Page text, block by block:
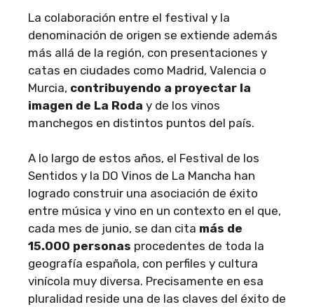
La colaboración entre el festival y la
denominación de origen se extiende además
más allá de la región, con presentaciones y
catas en ciudades como Madrid, Valencia o
Murcia, contribuyendo a proyectar la
imagen de La Roda y de los vinos
manchegos en distintos puntos del país.
A lo largo de estos años, el Festival de los
Sentidos y la DO Vinos de La Mancha han
logrado construir una asociación de éxito
entre música y vino en un contexto en el que,
cada mes de junio, se dan cita más de
15.000 personas procedentes de toda la
geografía española, con perfiles y cultura
vinícola muy diversa. Precisamente en esa
pluralidad reside una de las claves del éxito de